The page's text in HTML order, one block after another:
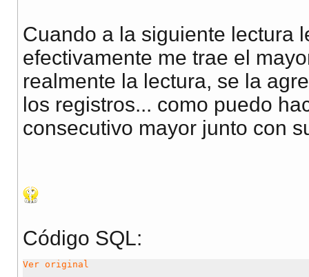
Cuando a la siguiente lectura
efectivamente me trae el
realmente la lectura, se la
los registros... como puedo
consecutivo mayor junto con
Código SQL:
Ver original